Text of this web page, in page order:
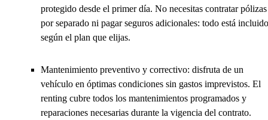
protegido desde el primer día. No necesitas contratar pólizas
por separado ni pagar seguros adicionales: todo está incluido
según el plan que elijas.
Mantenimiento preventivo y correctivo: disfruta de un
vehículo en óptimas condiciones sin gastos imprevistos. El
renting cubre todos los mantenimientos programados y
reparaciones necesarias durante la vigencia del contrato.